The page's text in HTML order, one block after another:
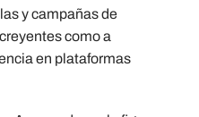
y campañas de
como a
en plataformas